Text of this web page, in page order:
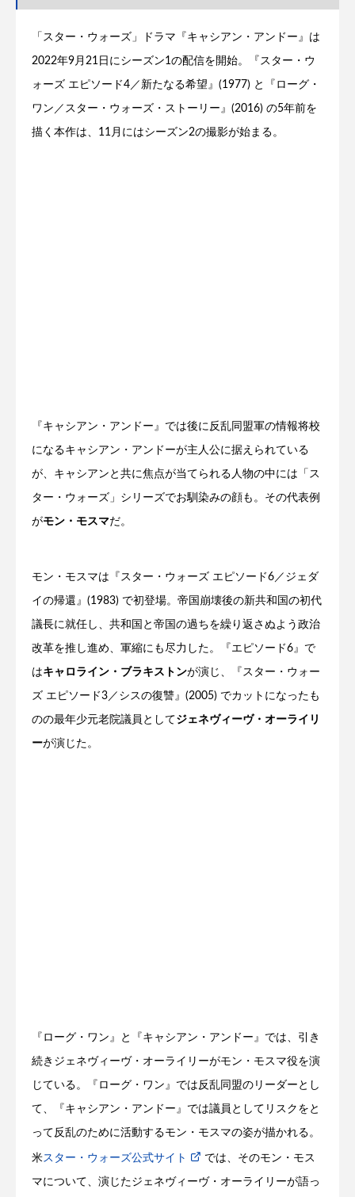
「スター・ウォーズ」ドラマ『キャシアン・アンドー』は
2022年9月21日にシーズン1の配信を開始。『スター・ウ
ォーズ エピソード4／新たなる希望』(1977) と『ローグ・
ワン／スター・ウォーズ・ストーリー』(2016) の5年前を
描く本作は、11月にはシーズン2の撮影が始まる。
『キャシアン・アンドー』では後に反乱同盟軍の情報将校
になるキャシアン・アンドーが主人公に据えられている
が、キャシアンと共に焦点が当てられる人物の中には「ス
ター・ウォーズ」シリーズでお馴染みの顔も。その代表例
がモン・モスマだ。
モン・モスマは『スター・ウォーズ エピソード6／ジェダ
イの帰還』(1983) で初登場。帝国崩壊後の新共和国の初代
議長に就任し、共和国と帝国の過ちを繰り返さぬよう政治
改革を推し進め、軍縮にも尽力した。『エピソード6』で
はキャロライン・ブラキストンが演じ、『スター・ウォー
ズ エピソード3／シスの復讐』(2005) でカットになったも
のの最年少元老院議員としてジェネヴィーヴ・オーライリ
ーが演じた。
『ローグ・ワン』と『キャシアン・アンドー』では、引き
続きジェネヴィーヴ・オーライリーがモン・モスマ役を演
じている。『ローグ・ワン』では反乱同盟のリーダーとし
て、『キャシアン・アンドー』では議員としてリスクをと
って反乱のために活動するモン・モスマの姿が描かれる。
米スター・ウォーズ公式サイト では、そのモン・モス
マについて、演じたジェネヴィーヴ・オーライリーが語っ